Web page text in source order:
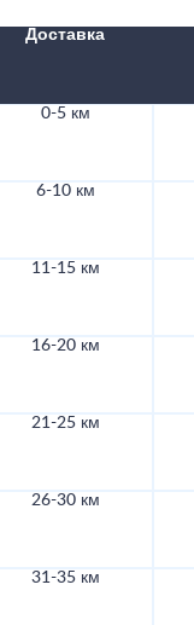
Доставка
0-5 км
6-10 км
11-15 км
16-20 км
21-25 км
26-30 км
31-35 км